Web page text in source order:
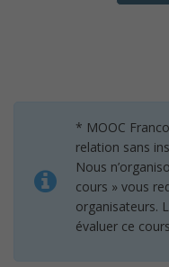
* MOOC
relation sans
Nous
cours » vous
organisateurs.
évaluer ce